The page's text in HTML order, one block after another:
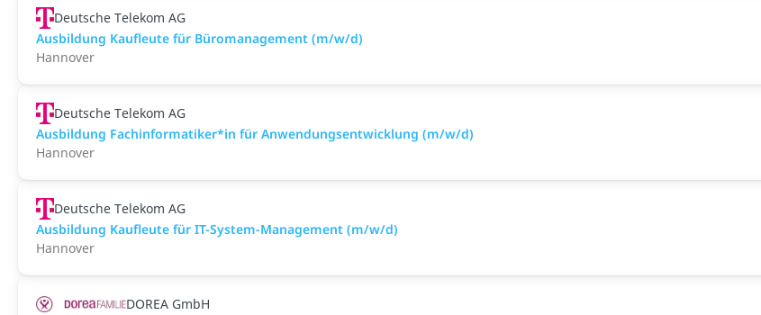
Deutsche Telekom AG
Ausbildung Kaufleute für Büromanagement (m/w/d)
Hannover
Deutsche Telekom AG
Ausbildung Fachinformatiker*in für Anwendungsentwicklung (m/w/d)
Hannover
Deutsche Telekom AG
Ausbildung Kaufleute für IT-System-Management (m/w/d)
Hannover
DOREA GmbH